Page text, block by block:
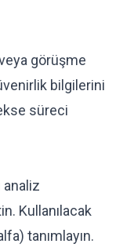
görüşme
bilgilerini
süreci
analiz
Kullanılacak
tanımlayın.